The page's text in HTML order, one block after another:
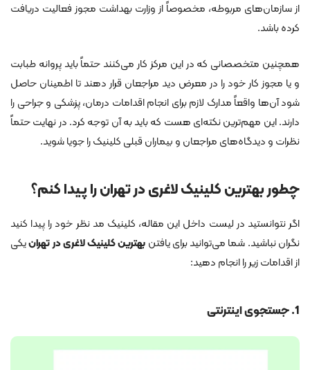
از سازمان‌های مربوطه، مخصوصاً از وزارت بهداشت مجوز فعالیت دریافت
کرده باشد.
همچنین متخصصانی که در این مرکز کار می‌کنند حتماً باید پروانه طبابت
و یا مجوز کار خود را در معرض دید مراجعان قرار دهند تا اطمینان حاصل
شود آن‌ها واقعاً مدارک لازم برای انجام اقدامات درمان، پزشکی و جراحی را
دارند. این مهم‌ترین نکته‌ای هست که باید به آن توجه کرد. در نهایت حتماً
نظرات و دیدگاه‌های مراجعان و بیماران قبلی کلینیک را جویا شوید.
چطور بهترین کلینیک لاغری در تهران را پیدا کنم؟
اگر نتوانستید در لیست داخل این مقاله، کلینیک مد نظر خود را پیدا کنید
نگران نباشید. شما می‌توانید برای یافتن بهترین کلینیک لاغری در تهرانیکی
از اقدامات زیر را انجام دهید:
1. جستجوی اینترنتی